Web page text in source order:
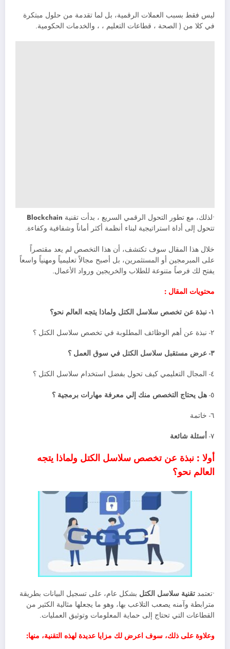
ليس فقط بسبب العملات الرقمية، بل لما تقدمة من حلول مبتكرة
في كلا من ( الصحة ، قطاعات التعليم ، ، والخدمات الحكومية.
•لذلك، مع تطور التحول الرقمي السريع ، بدأت تقنية Blockchain
تتحول إلى أداة استراتيجية لبناء أنظمة أكثر أماناً وشفافية وكفاءة.
خلال هذا المقال سوف تكتشف، أن هذا التخصص لم يعد مقتصراً
على المبرمجين أو المستثمرين، بل أصبح مجالاً تعليمياً ومهنياً واسعاً
يفتح لك فرصاً متنوعة للطلاب والخريجين ورواد الأعمال.
محتويات المقال :
١- نبذة عن تخصص سلاسل الكتل ولماذا يتجه العالم نحو؟
٢- نبذة عن أهم الوظائف المطلوبة في تخصص سلاسل الكتل ؟
٣- عرض مستقبل سلاسل الكتل في سوق العمل ؟
٤- المجال التعليمي كيف تحول بفضل استخدام سلاسل الكتل ؟
٥- هل يحتاج التخصص منك إلي معرفة مهارات برمجية ؟
٦- خاتمة
٧- أسئلة شائعة
أولا : نبذة عن تخصص سلاسل الكتل ولماذا يتجه
العالم نحو؟
•تعتمد تقنية سلاسل الكتل بشكل عام، على تسجيل البيانات بطريقة
مترابطة وآمنه يصعب التلاعب بها، وهو ما يجعلها مثالية الكثير من
القطاعات التي تحتاج إلى حماية المعلومات وتوثيق العمليات.
وعلاوة على ذلك، سوف اعرض لك مزايا عديدة لهذه التقنية، منها: